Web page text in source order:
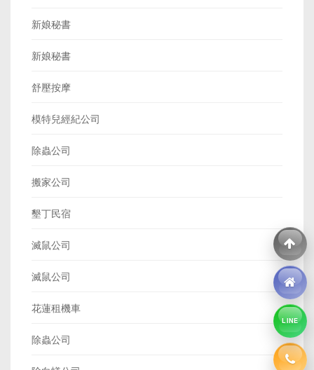
新娘秘書
新娘秘書
舒壓按摩
模特兒經紀公司
除蟲公司
搬家公司
墾丁民宿
滅鼠公司
滅鼠公司
花蓮租機車
除蟲公司
LINE